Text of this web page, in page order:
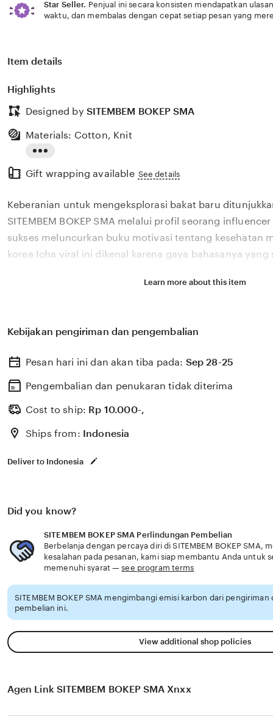
Star Seller. Penjual ini secara konsisten mendapatkan
waktu, dan membalas dengan cepat setiap pesan yang
Item details
Highlights
Designed by SITEMBEM BOKEP SMA
the
description
Materials: Cotton, Knit
Gift wrapping available See details
Keberanian untuk mengeksplorasi bakat baru
SITEMBEM BOKEP SMA melalui profil seorang
sukses meluncurkan buku motivasi tentang kesehatan
korea Icha viral ini dikenal karena gaya bahasanya
di tahun 2026. Melalui sistem 🎯 yang kami
SITEMBEM BOKEP SMA percaya bahwa kemandirian
semakin berkembang pesat di pasar global. Dengan
yang selalu update, kami terus memantau
terbaru dari 🎯 sosok viral favorit Anda secara eksklusif.
Learn more about this item
Kebijakan pengiriman dan pengembalian
Pesan hari ini dan akan tiba pada: Sep 28-25
Pengembalian dan penukaran tidak diterima
Cost to ship: Rp 10.000-,
Ships from: Indonesia
Deliver to Indonesia
Did you know?
SITEMBEM BOKEP SMA Perlindungan Pembelian
Berbelanja dengan percaya diri di SITEMBEM BOKEP SMA,
kesalahan pada pesanan, kami siap membantu Anda untuk
memenuhi syarat —see program terms
SITEMBEM BOKEP SMA mengimbangi emisi karbon dari
pembelian ini.
View additional shop policies
Agen Link SITEMBEM BOKEP SMA Xnxx